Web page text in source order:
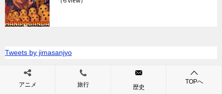
Tweets by jimasanjyo
アニメ 旅行 歴史
TOPへ